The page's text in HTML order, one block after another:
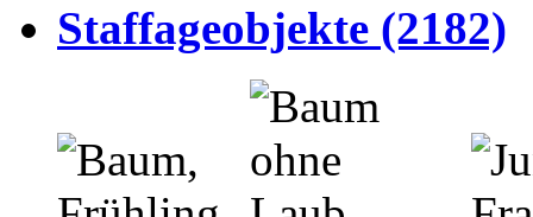
Staffageobjekte (2182)